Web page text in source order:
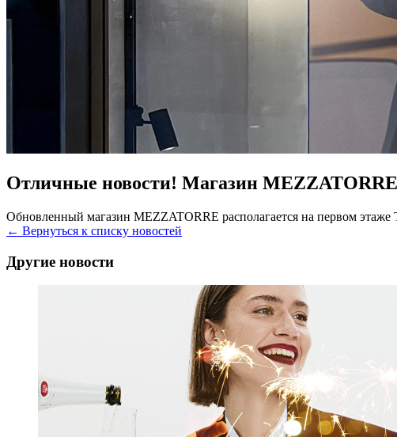
Отличные новости! Магазин
Обновленный магазин MEZZATORRE располагается на первом
← Вернуться к списку новостей
Другие новости